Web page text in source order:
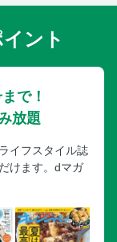
ント
で！
放題
イフスタイル誌
けます。dマガ